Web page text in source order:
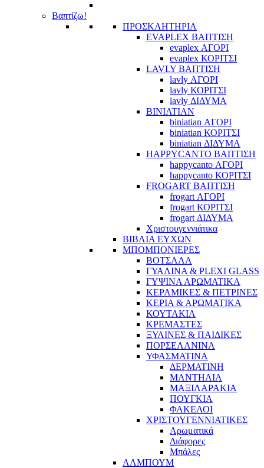
Βαπτίζω!
ΠΡΟΣΚΛΗΤΗΡΙΑ
EVAPLEX ΒΑΠΤΙΣΗ
evaplex ΑΓΟΡΙ
evaplex ΚΟΡΙΤΣΙ
LAVLY ΒΑΠΤΙΣΗ
lavly ΑΓΟΡΙ
lavly ΚΟΡΙΤΣΙ
lavly ΔΙΔΥΜΑ
BINIATIAN
biniatian ΑΓΟΡΙ
biniatian ΚΟΡΙΤΣΙ
biniatian ΔΙΔΥΜΑ
HAPPYCANTO ΒΑΠΤΙΣΗ
happycanto ΑΓΟΡΙ
happycanto ΚΟΡΙΤΣΙ
FROGART ΒΑΠΤΙΣΗ
frogart ΑΓΟΡΙ
frogart ΚΟΡΙΤΣΙ
frogart ΔΙΔΥΜΑ
Χριστουγεννιάτικα
ΒΙΒΛΙΑ ΕΥΧΩΝ
ΜΠΟΜΠΟΝΙΕΡΕΣ
ΒΟΤΣΑΛΑ
ΓΥΑΛΙΝΑ & PLEXI GLASS
ΓΥΨΙΝΑ ΑΡΩΜΑΤΙΚΑ
ΚΕΡΑΜΙΚΕΣ & ΠΕΤΡΙΝΕΣ
ΚΕΡΙΑ & ΑΡΩΜΑΤΙΚΑ
ΚΟΥΤΑΚΙΑ
ΚΡΕΜΑΣΤΕΣ
ΞΥΛΙΝΕΣ & ΠΑΙΔΙΚΕΣ
ΠΟΡΣΕΛΑΝΙΝΑ
ΥΦΑΣΜΑΤΙΝA
ΔΕΡΜΑΤΙΝΗ
ΜΑΝΤΗΛΙΑ
ΜΑΞΙΛΑΡΑΚΙΑ
ΠΟΥΓΚΙΑ
ΦΑΚΕΛΟΙ
ΧΡΙΣΤΟΥΓΕΝΝΙΑΤΙΚΕΣ
Αρωματικά
Διάφορες
Μπάλες
ΑΛΜΠΟΥΜ